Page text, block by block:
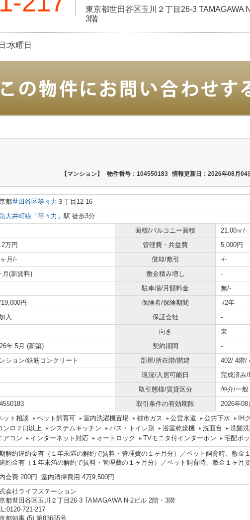
東京都世田谷区玉川２丁目26-3 TAMAGAWA
3階
:水曜日
【マンション】 物件番号：104550183 情報更新日：2026年08月04
都世田谷区等々力 ３丁目12-16
大井町線 「 等々力 」駅 徒歩3分
面積/バルコニー面積
21.00㎡/-
万円 管理費・共益費
5,000円
月/- 償却/敷引
-/-
月(新賃料) 敷金積み増し
-
駐車場/月額料金
無/-
円 保険名/保険期間
-/2年
入 保証会社
-
向き
東
年 5月 (新築) 契約期間
-
ション/鉄筋コンクリート 部屋/所在階/階建
402/ 4階/
現況/入居可能日
完成済み/
取引態様/賃貸区分
仲介/一般
取引条件の有効期限 2026年08
ット相談 ペット飼育可 室内洗濯機置場 都市ガス 公営水道 公共下水
IH
ンロ２口以上
システムキッチン バス・トイレ別 浴室乾燥機 洗面台 洗髪
アコン
インターネット対応 オートロック TVモニタ付インターホン 宅配ボ
解約違約金有（１年未満の解約で賃料・管理費の１ヶ月分）／ペット飼育時、敷金
約金有（１年未満の解約で賃料・管理費の１ヶ月分）／ペット飼育時、敷金１ヶ月要
会費:200円 室内清掃費用:4万9,500円
会社ライフステーション
都世田谷区玉川２丁目26-3 TAMAGAWA N-2ビル 2階・3階
721-217
都知事 (5) 第83655号